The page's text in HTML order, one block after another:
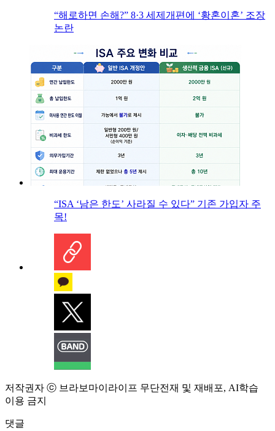
“해로하면 손해?” 8·3 세제개편에 ‘황혼이혼’ 조장
논란
“ISA ‘남은 한도’ 사라질 수 있다” 기존 가입자 주
목!
저작권자 ⓒ 브라보마이라이프 무단전재 및 재배포, AI학습
이용 금지
댓글